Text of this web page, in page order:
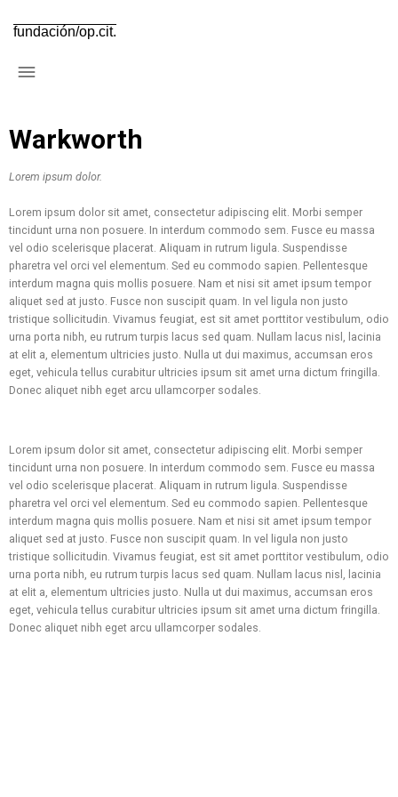
fundación/op.cit.
Warkworth
Lorem ipsum dolor.
Lorem ipsum dolor sit amet, consectetur adipiscing elit. Morbi semper
tincidunt urna non posuere. In interdum commodo sem. Fusce eu massa
vel odio scelerisque placerat. Aliquam in rutrum ligula. Suspendisse
pharetra vel orci vel elementum. Sed eu commodo sapien. Pellentesque
interdum magna quis mollis posuere. Nam et nisi sit amet ipsum tempor
aliquet sed at justo. Fusce non suscipit quam. In vel ligula non justo
tristique sollicitudin. Vivamus feugiat, est sit amet porttitor vestibulum, odio
urna porta nibh, eu rutrum turpis lacus sed quam. Nullam lacus nisl, lacinia
at elit a, elementum ultricies justo. Nulla ut dui maximus, accumsan eros
eget, vehicula tellus curabitur ultricies ipsum sit amet urna dictum fringilla.
Donec aliquet nibh eget arcu ullamcorper sodales.
Lorem ipsum dolor sit amet, consectetur adipiscing elit. Morbi semper
tincidunt urna non posuere. In interdum commodo sem. Fusce eu massa
vel odio scelerisque placerat. Aliquam in rutrum ligula. Suspendisse
pharetra vel orci vel elementum. Sed eu commodo sapien. Pellentesque
interdum magna quis mollis posuere. Nam et nisi sit amet ipsum tempor
aliquet sed at justo. Fusce non suscipit quam. In vel ligula non justo
tristique sollicitudin. Vivamus feugiat, est sit amet porttitor vestibulum, odio
urna porta nibh, eu rutrum turpis lacus sed quam. Nullam lacus nisl, lacinia
at elit a, elementum ultricies justo. Nulla ut dui maximus, accumsan eros
eget, vehicula tellus curabitur ultricies ipsum sit amet urna dictum fringilla.
Donec aliquet nibh eget arcu ullamcorper sodales.